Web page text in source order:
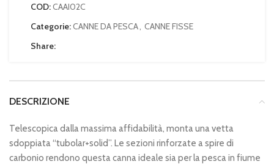
COD:CAAI02C
Categorie:CANNE DA PESCA, CANNE FISSE
Share:
DESCRIZIONE
Telescopica dalla massima affidabilità, monta una vetta
sdoppiata “tubolar+solid”. Le sezioni rinforzate a spire di
carbonio rendono questa canna ideale sia per la pesca in fiume